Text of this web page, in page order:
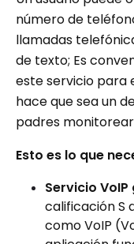
número de
llamadas
de texto; Es
este servicio para
hace que sea un
padres
Esto es lo que
Servicio
calificación S
como VoIP